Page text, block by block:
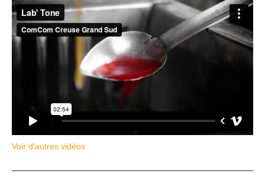
Voir d'autres vidéos